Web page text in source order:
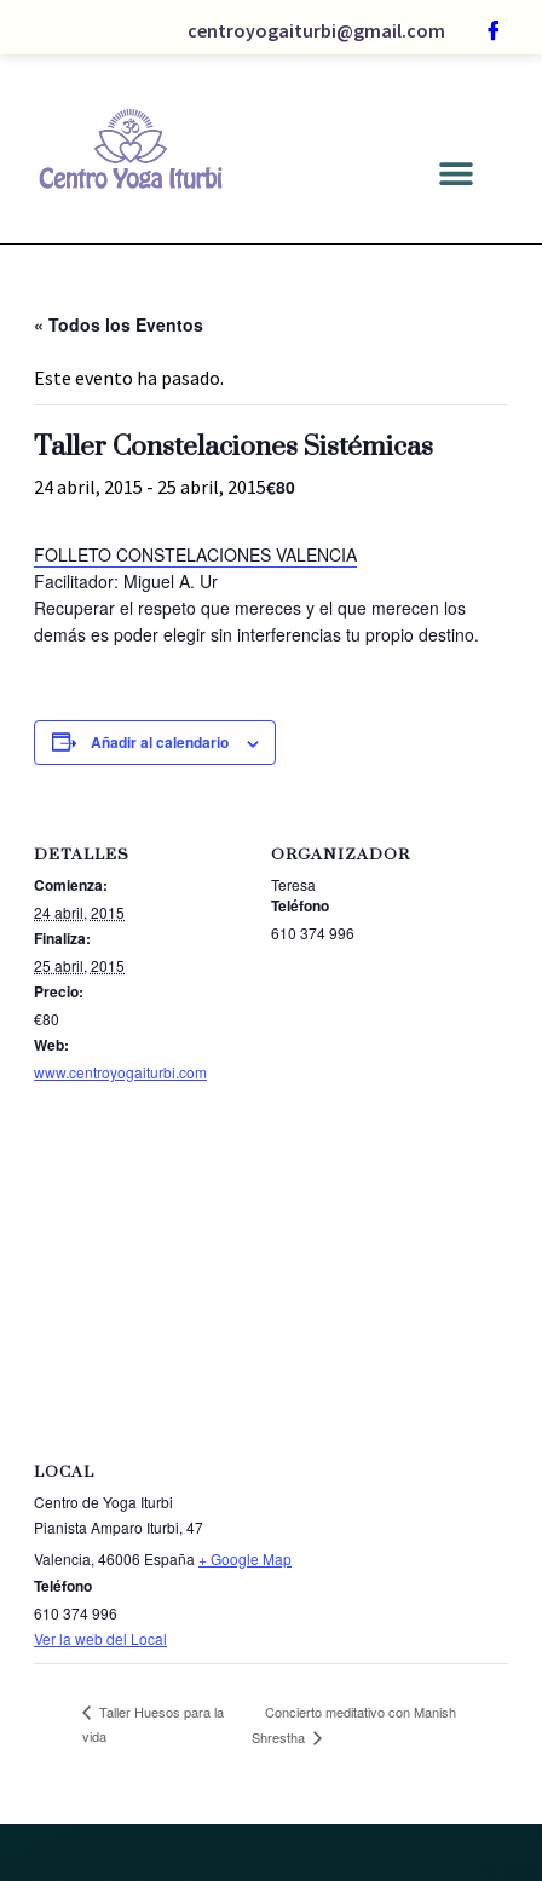
centroyogaiturbi@gmail.com
« Todos los Eventos
Este evento ha pasado.
Taller Constelaciones Sistémicas
24 abril, 2015 - 25 abril, 2015€80
FOLLETO CONSTELACIONES VALENCIA
Facilitador: Miguel A. Ur
Recuperar el respeto que mereces y el que merecen los
demás es poder elegir sin interferencias tu propio destino.
Añadir al calendario
DETALLES
Comienza:
24 abril, 2015
Finaliza:
25 abril, 2015
Precio:
€80
Web:
www.centroyogaiturbi.com
ORGANIZADOR
Teresa
Teléfono
610 374 996
LOCAL
Centro de Yoga Iturbi
Pianista Amparo Iturbi, 47
Valencia, 46006 España + Google Map
Teléfono
610 374 996
Ver la web del Local
Taller Huesos para la
vida
Concierto meditativo con Manish
Shrestha